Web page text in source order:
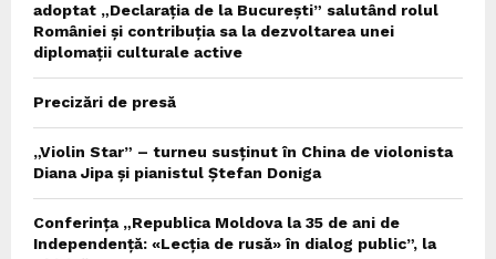
adoptat „Declarația de la București” salutând rolul
României și contribuția sa la dezvoltarea unei
diplomații culturale active
Precizări de presă
„Violin Star” – turneu susținut în China de violonista
Diana Jipa și pianistul Ștefan Doniga
Conferința „Republica Moldova la 35 de ani de
Independență: «Lecția de rusă» în dialog public”, la